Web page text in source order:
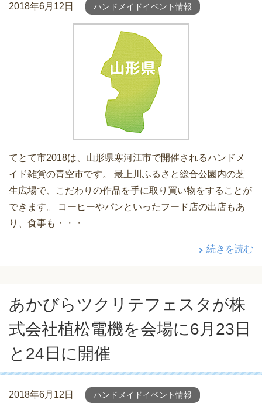
2018年6月12日 ハンドメイドイベント情報
てとて市2018は、山形県寒河江市で開催されるハンドメ
イド雑貨の青空市です。 最上川ふるさと総合公園内の芝
生広場で、こだわりの作品を手に取り買い物をすることが
できます。 コーヒーやパンといったフード店の出店もあ
り、食事も・・・
続きを読む
あかびらツクリテフェスタが株
式会社植松電機を会場に6月23日
と24日に開催
2018年6月12日 ハンドメイドイベント情報